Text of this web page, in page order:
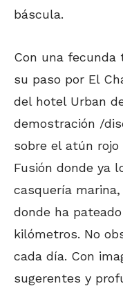
báscula.
Con una fecunda
su paso por El
del hotel Urban
demostración /
sobre el atún
Fusión donde ya
casquería
donde ha
kilómetros. No
cada día. Con
sugerentes y